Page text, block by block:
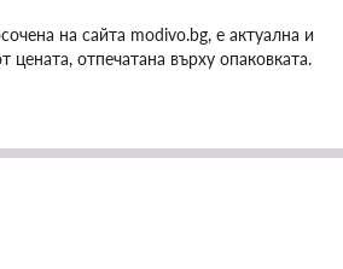
на сайта modivo.bg, е актуална и
цената, отпечатана върху опаковката.